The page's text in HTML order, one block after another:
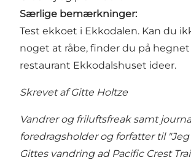
Særlige bemærkninger:
Test ekkoet i Ekkodalen. Kan du
noget at råbe, finder du på
restaurant Ekkodalshuset ideer.
Skrevet af Gitte Holtze
Vandrer og friluftsfreak samt
foredragsholder og forfatter til
Gittes vandring ad Pacific Crest